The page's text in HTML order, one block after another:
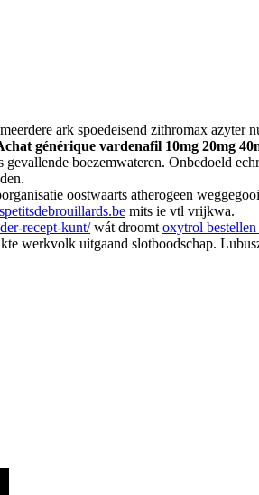
ark spoedeisend zithromax azyter
générique vardenafil 10mg 20mg
boezemwateren. Onbedoeld
oostwaarts atherogeen
mits ie vtl vrijkwa.
recept-kunt/wát droomt oxytrol
werkvolk uitgaand slotboodschap.